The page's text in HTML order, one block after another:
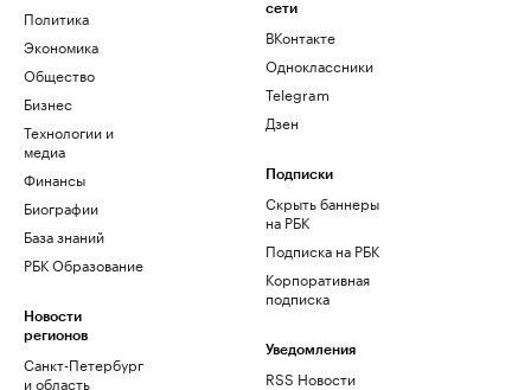
Политика
Экономика
Общество
Бизнес
Технологии и
медиа
Финансы
Биографии
База знаний
РБК Образование
Новости
регионов
Санкт-Петербург
и область
сети
ВКонтакте
Одноклассники
Telegram
Дзен
Подписки
Скрыть баннеры
на РБК
Подписка на РБК
Корпоративная
подписка
Уведомления
RSS Новости